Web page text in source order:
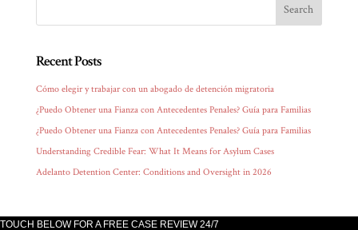
TOUCH BELOW FOR A FREE CASE REVIEW 24/7
Recent Posts
Cómo elegir y trabajar con un abogado de detención migratoria
¿Puedo Obtener una Fianza con Antecedentes Penales? Guía para Familias
¿Puedo Obtener una Fianza con Antecedentes Penales? Guía para Familias
Understanding Credible Fear: What It Means for Asylum Cases
Adelanto Detention Center: Conditions and Oversight in 2026